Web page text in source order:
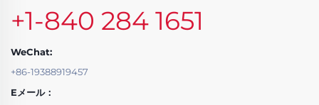
+1-840 284 1651
WeChat:
+86-19388919457
Eメール：